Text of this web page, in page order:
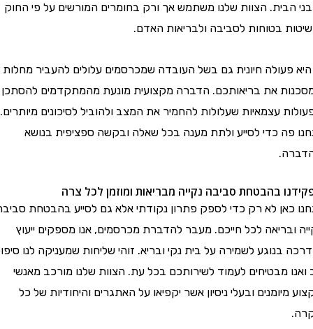
הבית. הצוות שלנו משתמש אך ורק בחומרים המורשים על פי החוק
בטוחות לסביבה ולבריאות האדם.
פעולה חיונית גם בשל העובדה שמכרסמים עלולים להעביר מחלות
את בריאותכם. הדברה מקצועית מונעת מהמתקדמים להסתכן
עצמאיות שעלולות להחמיר את המצב ולהוביל לסיכונים מיותרים.
פה כדי לסייע ולתת מענה בכל שאלה ובקשה ספציפית בנושא
בהבטחת סביבה נקייה מבריאות ומוזמן לכל צרה
כאן לא רק כדי לספק פתרון נקודתי אלא גם לסייע בהבטחת סביבה
ובריאה לכל חייכם. מעבר להדברת מכרסמים, אנו מספקים ייעוץ
בנוגע לשמירה על בית נקי ובריא. זוהי שליחות שמעניקה לנו סיפוק
מבטיחים לעמוד לשירותכם בכל עת. הצוות שלנו מורכב מאנשי
מיומנים ובעלי ניסיון אשר יקפיאו על האתגרים והיחודיות של כל